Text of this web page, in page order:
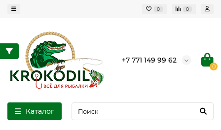
0 0
+7 771 149 99 62
0
Каталог